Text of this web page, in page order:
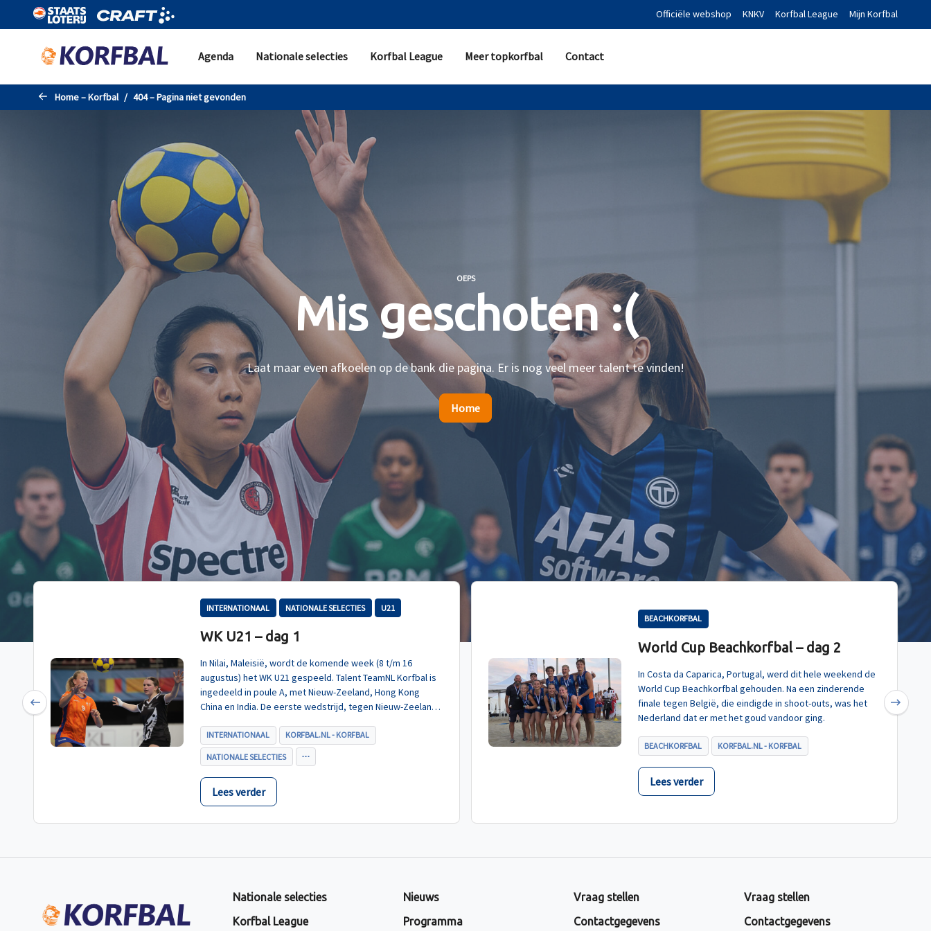
Naar de hoofdinhoud gaan Officiële webshop KNKV Korfbal League Mijn Korfbal
Agenda Nationale selecties Korfbal League Meer topkorfbal Contact
Home – Korfbal 404 – Pagina niet gevonden
OEPS
Mis geschoten :(
Laat maar even afkoelen op de bank die pagina. Er is nog veel meer talent te vinden!
Home
INTERNATIONAAL NATIONALE SELECTIES U21
WK U21 – dag 1
In Nilai, Maleisië, wordt de komende week (8 t/m 16
augustus) het WK U21 gespeeld. Talent TeamNL Korfbal is
ingedeeld in poule A, met Nieuw-Zeeland, Hong Kong
China en India. De eerste wedstrijd, tegen Nieuw-Zeeland
INTERNATIONAAL KORFBAL.NL - KORFBAL
NATIONALE SELECTIES
Lees verder
BEACHKORFBAL
World Cup Beachkorfbal – dag 2
In Costa da Caparica, Portugal, werd dit hele weekend de
World Cup Beachkorfbal gehouden. Na een zinderende
finale tegen België, die eindigde in shoot-outs, was het
Nederland dat er met het goud vandoor ging.
BEACHKORFBAL KORFBAL.NL - KORFBAL
Lees verder
Previous Next
Nationale selecties
Korfbal League
Nieuws
Programma
Vraag stellen
Contactgegevens
Vraag stellen
Contactgegevens